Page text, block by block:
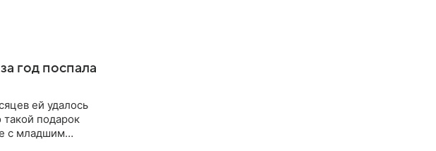
год поспала
ей удалось
такой подарок
с младшим